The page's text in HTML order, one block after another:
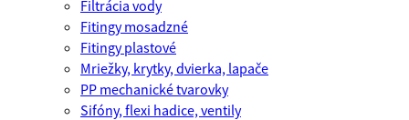
Filtrácia vody
Fitingy mosadzné
Fitingy plastové
Mriežky, krytky, dvierka, lapače
PP mechanické tvarovky
Sifóny, flexi hadice, ventily